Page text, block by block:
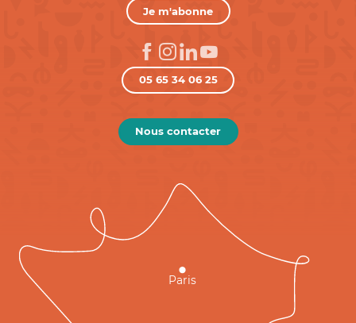
Je m'abonne
05 65 34 06 25
Nous contacter
Paris